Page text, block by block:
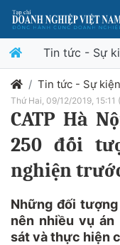
Tin tức - Sự
Tin tức - Sự kiện
Thứ Hai, 09/12/2019, 15:11
CATP Hà
250 đối
nghiện
Những đối
nên nhiều vụ
sát và thực hiện